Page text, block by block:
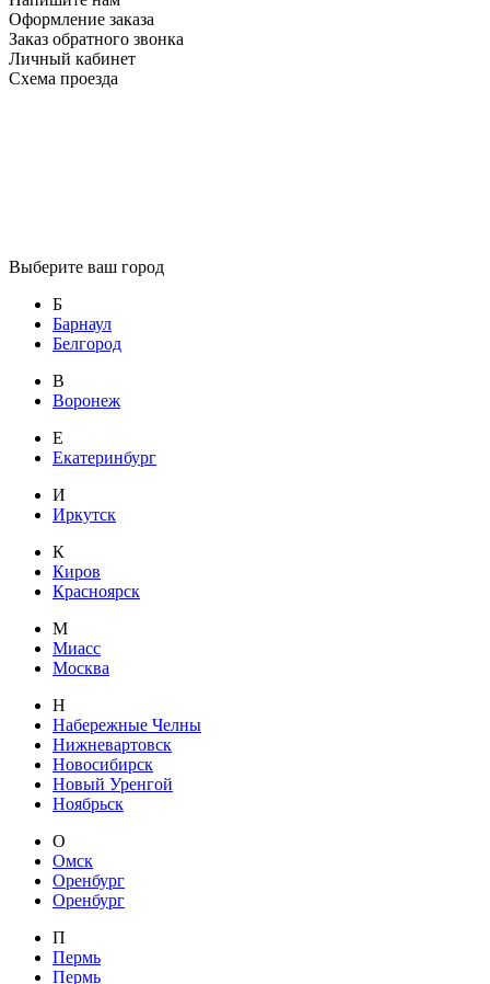
Оформление заказа
Заказ обратного звонка
Личный кабинет
Схема проезда
Выберите ваш город
Б
Барнаул
Белгород
В
Воронеж
Е
Екатеринбург
И
Иркутск
К
Киров
Красноярск
М
Миасс
Москва
Н
Набережные Челны
Нижневартовск
Новосибирск
Новый Уренгой
Ноябрьск
О
Омск
Оренбург
Оренбург
П
Пермь
Пермь